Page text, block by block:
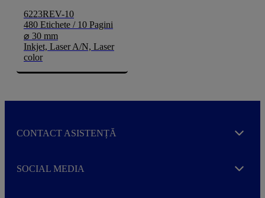
6223REV-10
480 Etichete / 10 Pagini
⌀ 30 mm
Inkjet, Laser A/N, Laser
color
CONTACT ASISTENȚĂ Expand
SOCIAL MEDIA Expand